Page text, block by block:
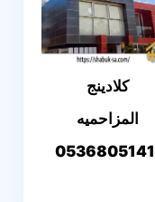
كلادينج
المزاحميه
0536805141